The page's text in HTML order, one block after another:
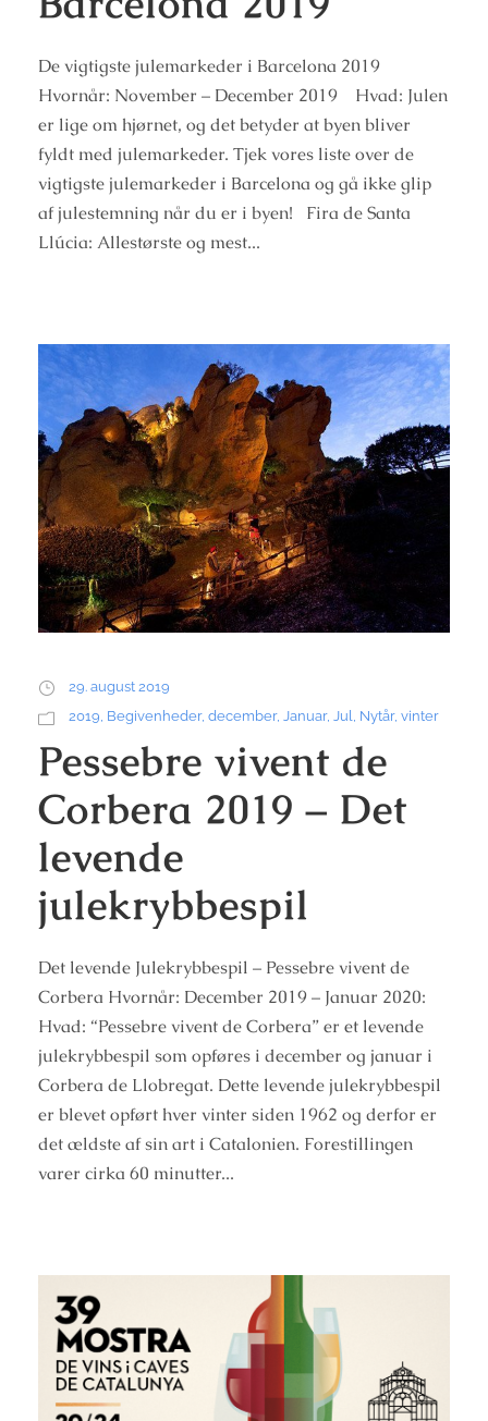
De vigtigste julemarkeder i Barcelona 2019
Hvornår: November – December 2019 Hvad: Julen
er lige om hjørnet, og det betyder at byen bliver
fyldt med julemarkeder. Tjek vores liste over de
vigtigste julemarkeder i Barcelona og gå ikke glip
af julestemning når du er i byen! Fira de Santa
Llúcia: Allestørste og mest...
29. august 2019
2019, Begivenheder, december, Januar, Jul, Nytår, vinter
Pessebre vivent de
Corbera 2019 – Det
levende
julekrybbespil
Det levende Julekrybbespil – Pessebre vivent de
Corbera Hvornår: December 2019 – Januar 2020:
Hvad: “Pessebre vivent de Corbera” er et levende
julekrybbespil som opføres i december og januar i
Corbera de Llobregat. Dette levende julekrybbespil
er blevet opført hver vinter siden 1962 og derfor er
det ældste af sin art i Catalonien. Forestillingen
varer cirka 60 minutter...